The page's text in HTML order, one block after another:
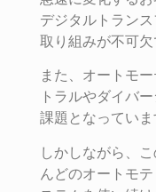
デジタルトラン
取り組みが不可欠
また、オートモ
トラルやダイバ
課題となっていま
しかしながら、
んどのオートモ